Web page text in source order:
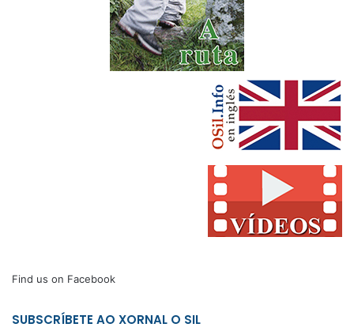
Find us on Facebook
SUBSCRÍBETE AO XORNAL O SIL